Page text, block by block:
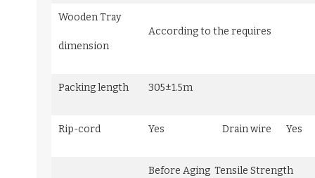
Wooden Tray
dimension
According to the requires
Packing length 305±1.5m
Rip-cord Yes Drain wire Yes
Before Aging Tensile Strength